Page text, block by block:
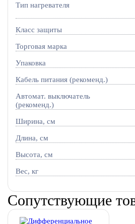
Тип нагревателя
Класс защиты
Торговая марка
Упаковка
Кабель питания (рекоменд.)
Автомат. выключатель
(рекоменд.)
Ширина, см
Длина, см
Высота, см
Вес, кг
Сопутствующие